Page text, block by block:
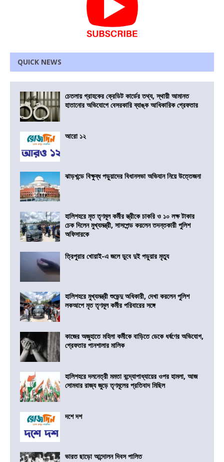
QUICK NEWS
চেতলায় গ্রাহকের ক্রেডিট কার্ডের তথ্য, স্থায়ী আমানত
হাতানোর অভিযোগে বেসরকারি ব্যাঙ্ক আধিকারিক গ্রেফতার
আরো ১২
ঝাড়খন্ডে বিক্ষুব্ধ পড়ুয়াদের বিধানসভা অভিযান নিয়ে উত্তেজনা
হালিশহরে মৃত তৃণমূল কর্মীর স্ত্রীকে চাকরি ও ১০ লক্ষ টাকার
চেক দিলেন মুখ্যমন্ত্রী, সাসপেন্ড করলেন তদন্তকারী পুলিশ
অফিসারকে
ত্রিপুরার খোয়াই-এ জলে ডুবে দুই পড়ুয়ার মৃত্যু
হালিশহরে মুখ্যমন্ত্রী শুভেন্দু অধিকারী, দেখা করলেন পুলিশ
লকআপে মৃত তৃণমূল কর্মীর পরিবারের সঙ্গে
কাজের অজুহাতে মহিলা কর্মীকে বাড়িতে ডেকে ধর্ষণের অভিযোগ,
গ্রেফতার পানশালার মালিক
হালিশহরে দলনেত্রী মমতা বন্দ্যোপাধ্যায়ের ওপর হামলা, আজ
সোমবার রাজ্য জুড়ে তৃণমূলের প্রতিবাদ মিছিল
দশে দশ
ভারত ছাড়ো আন্দোলন দিবস পালিত